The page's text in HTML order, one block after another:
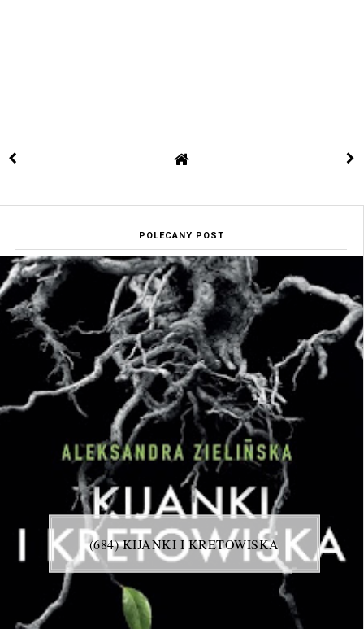
POLECANY POST
(684) KIJANKI I KRETOWISKA